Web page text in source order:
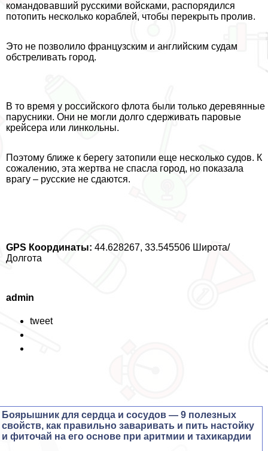
комaндовавший русскими войсками, распорядился
потопить несколько кораблей, чтобы перекрыть пролив.
Это не позволило французским и английским судам
обстреливать город.
В то время у российского флота были только деревянные
парусники. Они не могли долго сдерживать паровые
крейсера или линкольны.
Поэтому ближе к берегу затопили еще несколько судов. К
сожалению, эта жертва не спасла город, но показала
врагу – русские не сдаются.
GPS Координаты: 44.628267, 33.545506 Широта/
Долгота
admin
tweet
Боярышник для сердца и сосудов — 9 полезных
свойств, как правильно заваривать и пить настойку
и фиточай на его основе при аритмии и тахикардии